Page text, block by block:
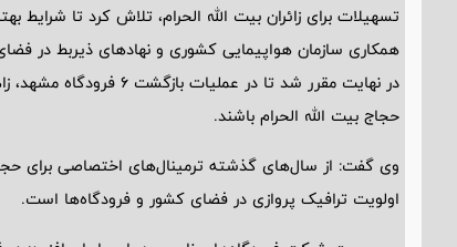
تسهیلات برای زائران بیت الله الحرام، تلاش کرد تا شرایط
همکاری سازمان هواپیمایی کشوری و نهادهای ذیربط در
در نهایت مقرر شد تا در
حجاج بیت الله الحرام باشند.
وی گفت: از سال‌های گذشته ترمینال‌های اختصاصی برای حجاج
اولویت ترافیک پروازی در فضای کشور و فرودگاه‌ها است.